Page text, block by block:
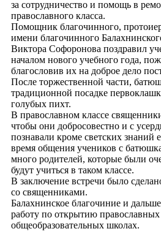
за сотрудничество и помощь в
православного класса.
Помощник благочинного,
имени благочинного
Виктора Софоронова поздравил
началом нового учебного года,
благословив их на доброе дело
После торжественной части,
традиционной посадке
голубых пихт.
В православном классе
чтобы они добросовестно и с
познавали кроме светских
время общения учеников с
много родителей, которые были
будут учиться в таком классе.
В заключение встречи было
со священниками.
Балахнинское благочиние и
работу по открытию православных
общеобразовательных школах.